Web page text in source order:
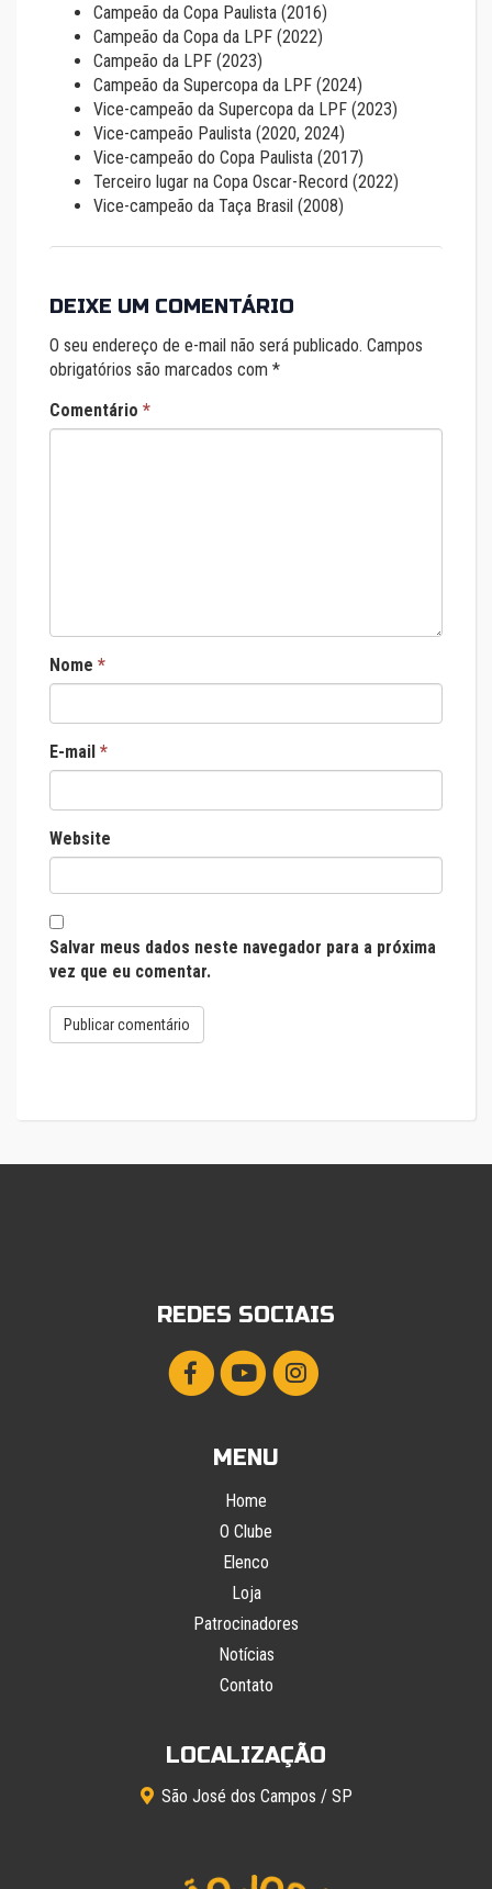
Campeão da Copa Paulista (2016)
Campeão da Copa da LPF (2022)
Campeão da LPF (2023)
Campeão da Supercopa da LPF (2024)
Vice-campeão da Supercopa da LPF (2023)
Vice-campeão Paulista (2020, 2024)
Vice-campeão do Copa Paulista (2017)
Terceiro lugar na Copa Oscar-Record (2022)
Vice-campeão da Taça Brasil (2008)
DEIXE UM COMENTÁRIO
O seu endereço de e-mail não será publicado. Campos
obrigatórios são marcados com *
Comentário *
Nome *
E-mail *
Website
Salvar meus dados neste navegador para a próxima
vez que eu comentar.
REDES SOCIAIS
MENU
Home
O Clube
Elenco
Loja
Patrocinadores
Notícias
Contato
LOCALIZAÇÃO
São José dos Campos / SP